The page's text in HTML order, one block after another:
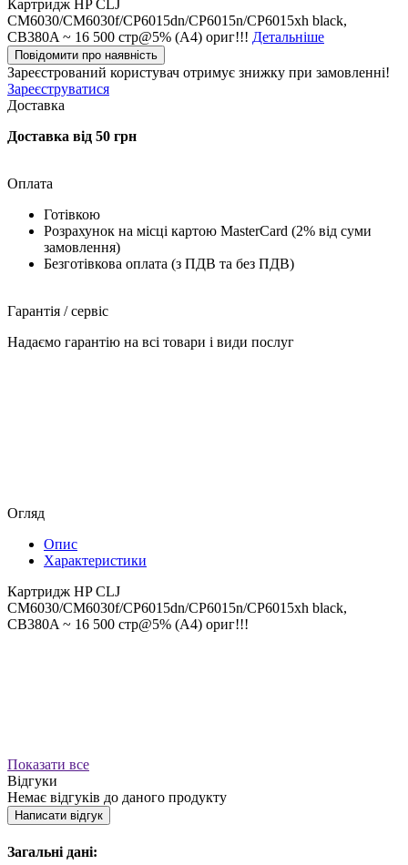
Картридж HP CLJ
CM6030/CM6030f/CP6015dn/CP6015n/CP6015xh black,
CB380A ~ 16 500 стр@5% (A4) ориг!!! Детальніше
Повідомити про наявність
Зареєстрований користувач отримує знижку при замовленні!
Зареєструватися
Доставка
Доставка від 50 грн
Оплата
Готівкою
Розрахунок на місці картою MasterCard (2% від суми
замовлення)
Безготівкова оплата (з ПДВ та без ПДВ)
Гарантія / сервіс
Надаємо гарантію на всі товари і види послуг
Огляд
Опис
Характеристики
Картридж HP CLJ
CM6030/CM6030f/CP6015dn/CP6015n/CP6015xh black,
CB380A ~ 16 500 стр@5% (A4) ориг!!!
Показати все
Відгуки
Немає відгуків до даного продукту
Написати відгук
Загальні дані: